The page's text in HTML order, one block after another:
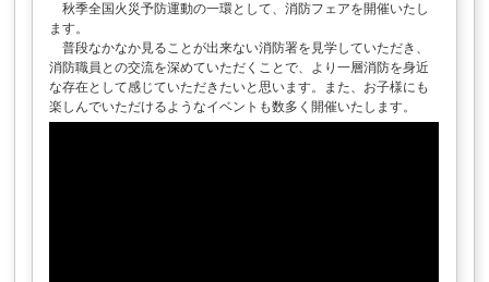
秋季全国火災予防運動の一環として、消防フェアを開催いたし
ます。
普段なかなか見ることが出来ない消防署を見学していただき、
消防職員との交流を深めていただくことで、より一層消防を身近
な存在として感じていただきたいと思います。また、お子様にも
楽しんでいただけるようなイベントも数多く開催いたします。